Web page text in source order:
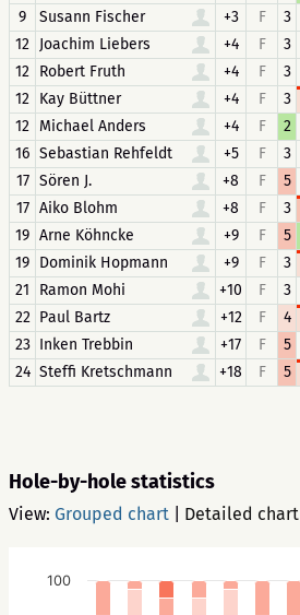
9
Susann Fischer +3 F 3
12 Joachim Liebers +4 F 3
12 Robert Fruth +4 F 3
12 Kay Büttner +4 F 3
12 Michael Anders +4 F 2
16 Sebastian Rehfeldt +5 F 3
17 Sören J. +8 F 5
17 Aiko Blohm +8 F 3
19 Arne Köhncke +9 F 5
19 Dominik Hopmann +9 F 3
21
Ramon Mohi +10 F 3
22 Paul Bartz +12 F 4
23 Inken Trebbin +17 F 5
24 Steffi Kretschmann +18 F 5
Hole-by-hole statistics
View: Grouped chart Detailed chart
100